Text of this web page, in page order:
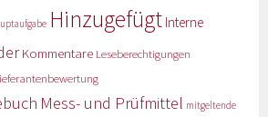
Hinzugefügt Interne
Kommentare Leseberechtigungen
Mess- und Prüfmittel mitgeltende